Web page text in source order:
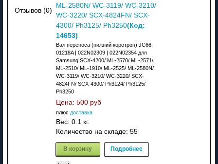
Отзывов (0)
ML-2580N/ WC-3119/ WC-3210/
WC-3220/ SCX-4824FN/ SCX-
4300/ Ph3125/ Ph3250(Код:
14653)
Вал переноса (нижний коротрон) JC66-
01218A | 022N02309 | 022N02354 для
Samsung SCX-4200/ ML-2570/ ML-2571/
ML-2510/ ML-1910/ ML-2525/ ML-2580N/
WC-3119/ WC-3210/ WC-3220/ SCX-
4824FN/ SCX-4300/ Ph3124/ Ph3125/
Ph3250
Цена: 500 руб
плюс доставка
Вес: 0.1 кг.
Количество на складе: 55
В корзину Подробнее